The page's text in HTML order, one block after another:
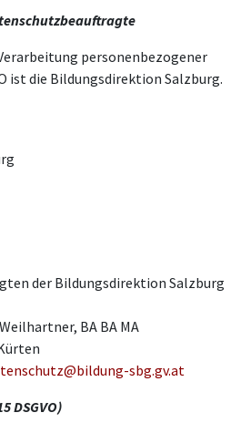
personenbezogener
ist die Bildungsdirektion Salzburg.
der Bildungsdirektion Salzburg
BA BA MA
sbg.gv.at
DSGVO)